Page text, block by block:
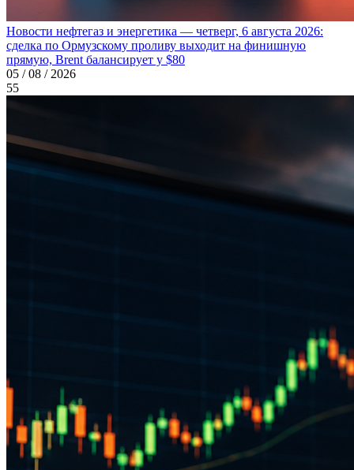
Новости нефтегаз и энергетика — четверг, 6 августа 2026:
сделка по Ормузскому проливу выходит на финишную
прямую, Brent балансирует у $80
05 / 08 / 2026
55